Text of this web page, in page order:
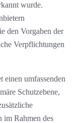
wurde.
den Vorgaben der
Verpflichtungen
einen umfassenden
Schutzebene,
im Rahmen des